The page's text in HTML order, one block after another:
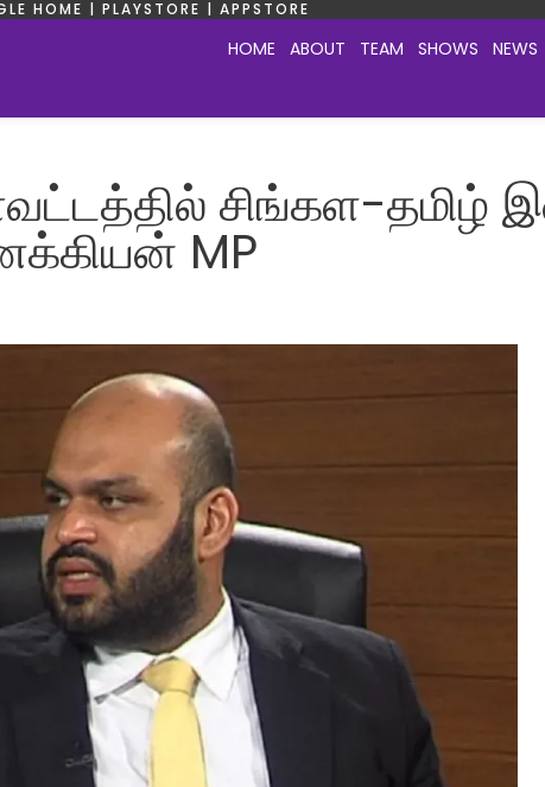
HOME | PLAYSTORE | APPSTORE
HOME ABOUT TEAM SHOWS NEWS
சிங்கள-தமிழ்
MP